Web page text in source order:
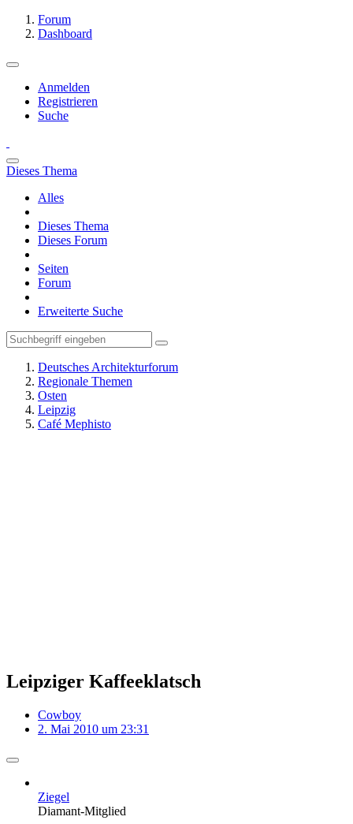
Forum
Dashboard
Anmelden
Registrieren
Suche
Dieses Thema
Alles
Dieses Thema
Dieses Forum
Seiten
Forum
Erweiterte Suche
Deutsches Architekturforum
Regionale Themen
Osten
Leipzig
Café Mephisto
Leipziger Kaffeeklatsch
Cowboy
2. Mai 2010 um 23:31
Ziegel
Diamant-Mitglied